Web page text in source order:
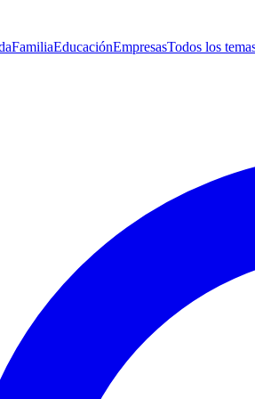
FamiliaEducaciónEmpresasTodos los